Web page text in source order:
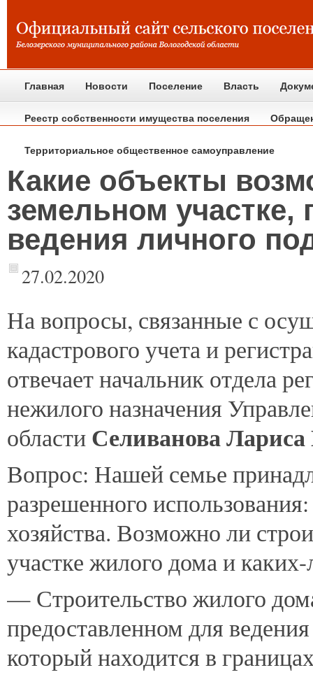
Главная Новости Поселение Власть
Реестр собственности имущества поселения
Территориальное общественное самоуправление
Какие объекты
земельном
ведения личного
27.02.2020
Навопросы, связанные с
кадастрового учета и
отвечает начальник отдела
нежилого назначения
области Селиванова
Вопрос: Нашей семье
разрешенного
хозяйства. Возможно ли
участке жилого дома и
— Строительство жилого
предоставленном для
который находится в